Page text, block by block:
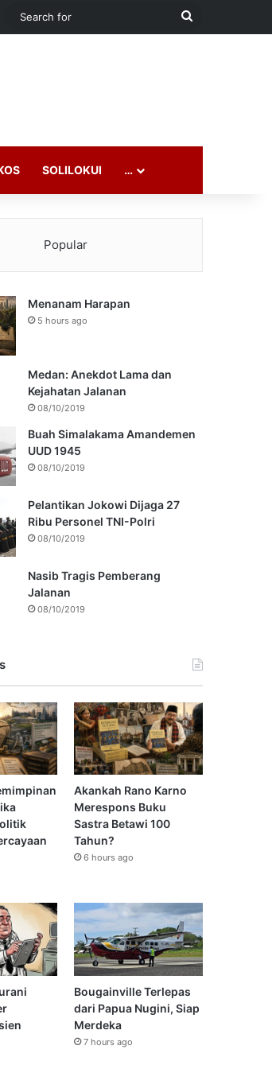
In
Search
SOLILOKUI …
Popular
Menanam Harapan
5 hours ago
Medan: Anekdot Lama dan
Kejahatan Jalanan
08/10/2019
Buah Simalakama Amandemen
UUD 1945
08/10/2019
Pelantikan Jokowi Dijaga 27
Ribu Personel TNI-Polri
08/10/2019
Nasib Tragis Pemberang
Jalanan
08/10/2019
Akankah Rano Karno
Merespons Buku
Sastra Betawi 100
Tahun?
6 hours ago
Bougainville Terlepas
dari Papua Nugini, Siap
Merdeka
7 hours ago